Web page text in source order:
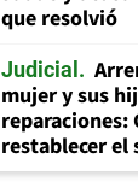
que resolvió
Judicial
mujer y sus
reparaciones:
restablecer el